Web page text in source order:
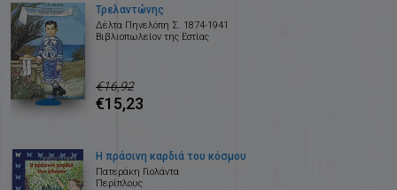
Τρελαντώνης
Δέλτα Πηνελόπη Σ. 1874-1941
Βιβλιοπωλείον της Εστίας
€16,92
€15,23
Η πράσινη καρδιά του κόσμου
Πατεράκη Γιολάντα
Περίπλους